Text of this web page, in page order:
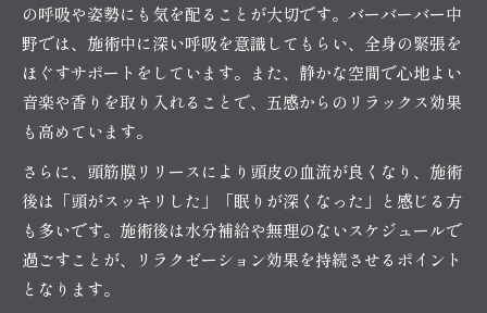
の呼吸や姿勢にも気を配ることが大切です。バーバーバー中
野では、施術中に深い呼吸を意識してもらい、全身の緊張を
ほぐすサポートをしています。また、静かな空間で心地よい
音楽や香りを取り入れることで、五感からのリラックス効果
も高めています。
さらに、頭筋膜リリースにより頭皮の血流が良くなり、施術
後は「頭がスッキリした」「眠りが深くなった」と感じる方
も多いです。施術後は水分補給や無理のないスケジュールで
過ごすことが、リラクゼーション効果を持続させるポイント
となります。